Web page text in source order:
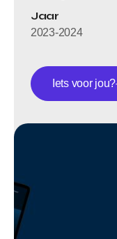
Jaar
2023-2024
Iets voor jou?